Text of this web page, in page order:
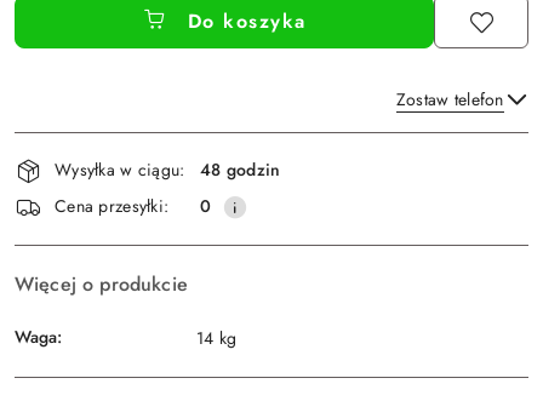
Do koszyka
Zostaw telefon
Wyślij
Dostępność
i
dostawa
Wysyłka w ciągu:
48 godzin
Cena przesyłki:
0
Więcej o produkcie
Waga: 14 kg